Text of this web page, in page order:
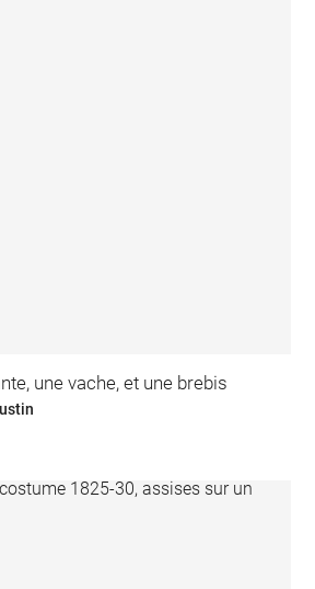
une vache, et une brebis